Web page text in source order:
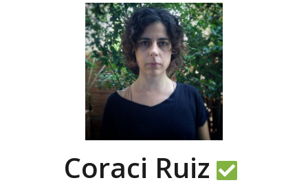
Coraci Ruiz